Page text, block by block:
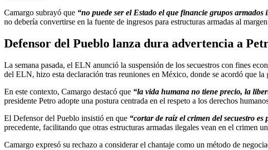
Camargo subrayó que “no puede ser el Estado el que financie grupos
no debería convertirse en la fuente de ingresos para estructuras armadas al
Defensor del Pueblo lanza dura advertencia a
La semana pasada, el ELN anunció la suspensión de los secuestros con fines
del ELN, hizo esta declaración tras reuniones en México, donde se acordó que
En este contexto, Camargo destacó que “la vida humana no tiene precio, la
presidente Petro adopte una postura centrada en el respeto a los derechos
El Defensor del Pueblo insistió en que “cortar de raíz el crimen del secuestro
precedente, facilitando que otras estructuras armadas ilegales vean en el crimen
Camargo expresó su rechazo a considerar el chantaje como un método de